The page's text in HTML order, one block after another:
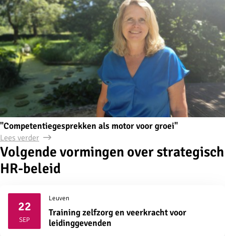
"Competentiegesprekken als motor voor groei"
Lees verder
Volgende vormingen over strategisch
HR-beleid
22
SEP2026
Leuven
Training zelfzorg en veerkracht voor
leidinggevenden